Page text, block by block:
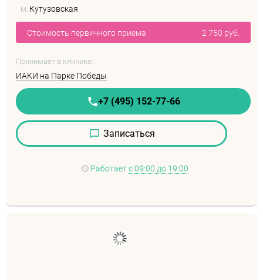
м. Кутузовская
Стоимость первичного приема 2 750 руб.
Принимает в клинике:
ИАКИ на Парке Победы
+7 (495) 152-77-66
Записаться
Работает с 09:00 до 19:00